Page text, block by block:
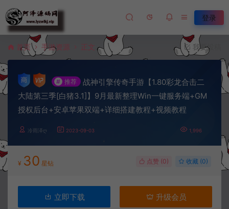
登录
首页 手游资源 正文 我要投稿
# 推荐
战神引擎传奇手游【1.80彩龙合击二
大陆第三季[白猪3.1]】9月最新整理Win一键服务端+GM
授权后台+安卓苹果双端+详细搭建教程+视频教程
冷雨泽ღ 2023-09-03 1,996
¥ 30 星钻 点赞 (0) 收藏 (0)
立即下载 升级会员